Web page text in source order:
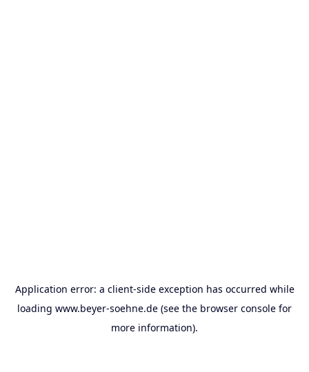
Application error: a client-side exception has occurred while
loading www.beyer-soehne.de (see the browser console for
more information).